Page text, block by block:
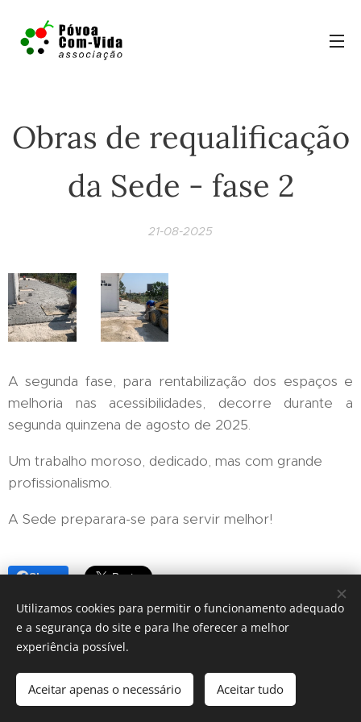
Obras de requalificação
da Sede - fase 2
21-08-2025
A segunda fase, para rentabilização dos espaços e
melhoria nas acessibilidades, decorre durante a
segunda quinzena de agosto de 2025.
Um trabalho moroso, dedicado, mas com grande
profissionalismo.
A Sede preparara-se para servir melhor!
Share
Desenvolvido porWebnode Cookies
Utilizamos cookies para permitir o funcionamento adequado
e a segurança do site e para lhe oferecer a melhor
experiência possível.
Aceitar apenas o necessário Aceitar tudo